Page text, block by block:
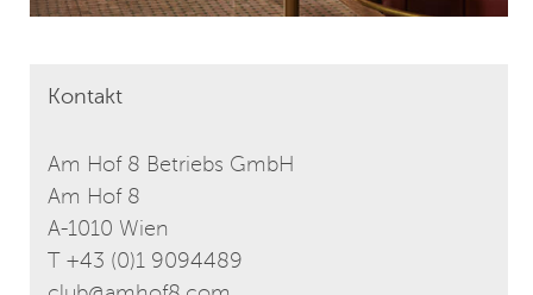
Kontakt
Am Hof 8 Betriebs GmbH
Am Hof 8
A-1010 Wien
T +43 (0)1 9094489